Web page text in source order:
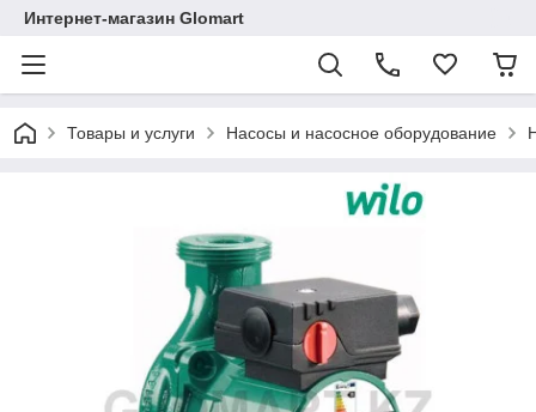
Интернет-магазин Glomart
Товары и услуги Насосы и насосное оборудование